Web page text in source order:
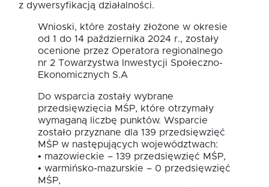
Dokumenty
Rekrutujemy
Kontakt
z dywersyfikacją działalności.
Wnioski, które zostały złożone w okresie
od 1 do 14 października 2024 r., zostały
ocenione przez Operatora regionalnego
nr 2 Towarzystwa Inwestycji Społeczno-
Ekonomicznych S.A
Do wsparcia zostały wybrane
przedsięwzięcia MŚP, które otrzymały
wymaganą liczbę punktów. Wsparcie
zostało przyznane dla 139 przedsięwzięć
MŚP w następujących województwach:
• mazowieckie – 139 przedsięwzięć MŚP,
• warmińsko-mazurskie – 0 przedsięwzięć
MŚP,